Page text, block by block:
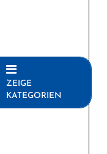
ZEIGE
KATEGORIEN